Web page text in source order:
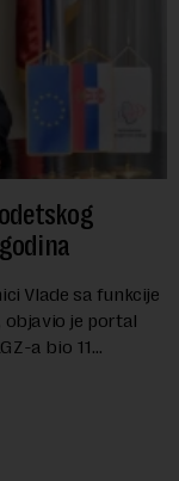
Vlade sa funkcije
objavio je portal
a bio 11